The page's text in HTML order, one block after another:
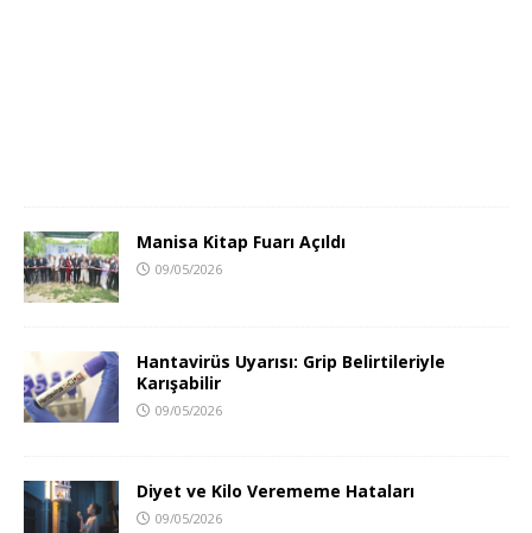
Manisa Kitap Fuarı Açıldı
09/05/2026
Hantavirüs Uyarısı: Grip Belirtileriyle
Karışabilir
09/05/2026
Diyet ve Kilo Verememe Hataları
09/05/2026